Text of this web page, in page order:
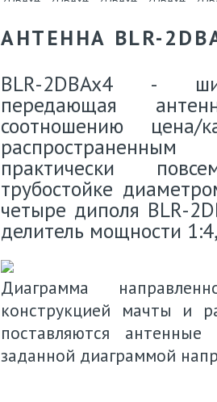
АНТЕННА BLR-
BLR-2DBAx4 -
передающая
соотношению цена/
практически
трубостойке
четыре диполя BLR-
делитель мощности
Диаграмма
конструкцией мачты и
поставляются
заданной диаграммой